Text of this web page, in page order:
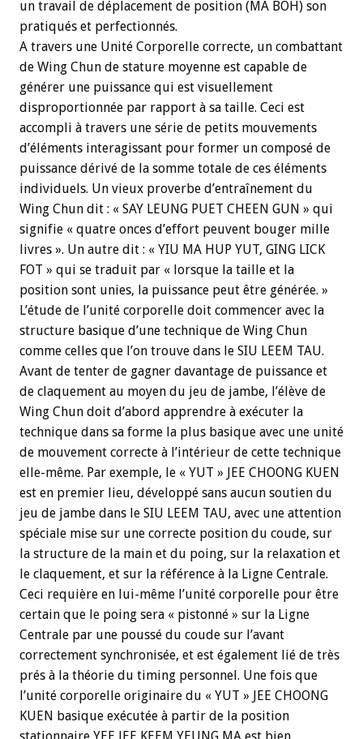
un travail de déplacement de position (MA BOH) son
pratiqués et perfectionnés.
A travers une Unité Corporelle correcte, un combattant
de Wing Chun de stature moyenne est capable de
générer une puissance qui est visuellement
disproportionnée par rapport à sa taille. Ceci est
accompli à travers une série de petits mouvements
d’éléments interagissant pour former un composé de
puissance dérivé de la somme totale de ces éléments
individuels. Un vieux proverbe d’entraînement du
Wing Chun dit : « SAY LEUNG PUET CHEEN GUN » qui
signifie « quatre onces d’effort peuvent bouger mille
livres ». Un autre dit : « YIU MA HUP YUT, GING LICK
FOT » qui se traduit par « lorsque la taille et la
position sont unies, la puissance peut être générée. »
L’étude de l’unité corporelle doit commencer avec la
structure basique d’une technique de Wing Chun
comme celles que l’on trouve dans le SIU LEEM TAU.
Avant de tenter de gagner davantage de puissance et
de claquement au moyen du jeu de jambe, l’élève de
Wing Chun doit d’abord apprendre à exécuter la
technique dans sa forme la plus basique avec une unité
de mouvement correcte à l’intérieur de cette technique
elle-même. Par exemple, le « YUT » JEE CHOONG KUEN
est en premier lieu, développé sans aucun soutien du
jeu de jambe dans le SIU LEEM TAU, avec une attention
spéciale mise sur une correcte position du coude, sur
la structure de la main et du poing, sur la relaxation et
le claquement, et sur la référence à la Ligne Centrale.
Ceci requière en lui-même l’unité corporelle pour être
certain que le poing sera « pistonné » sur la Ligne
Centrale par une poussé du coude sur l’avant
correctement synchronisée, et est également lié de très
prés à la théorie du timing personnel. Une fois que
l’unité corporelle originaire du « YUT » JEE CHOONG
KUEN basique exécutée à partir de la position
stationnaire YEE JEE KEEM YEUNG MA est bien